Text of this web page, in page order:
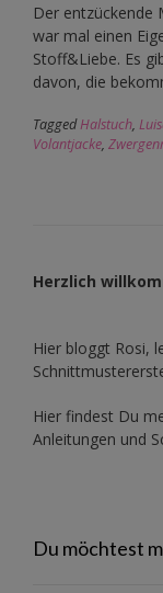
Der entzückende
war mal einen
Stoff&Liebe. Es
davon, die
TaggedHalstuch,
Volantjacke,
Herzlich
Hier bloggt Rosi,
Hier findest Du
Anleitungen und
Du möchtest